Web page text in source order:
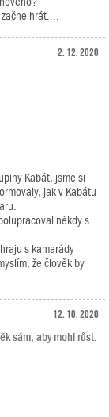
hrát....
2. 12. 2020
Kabát, jsme si
jak v Kabátu
někdy s
s kamarády
že člověk by
12. 10. 2020
sám, aby mohl růst.